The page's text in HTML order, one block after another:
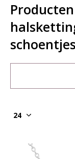
schoentjes